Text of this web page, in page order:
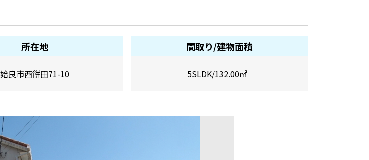
所在地
姶良市西餅田71-10
間取り/建物面積
5SLDK/132.00㎡